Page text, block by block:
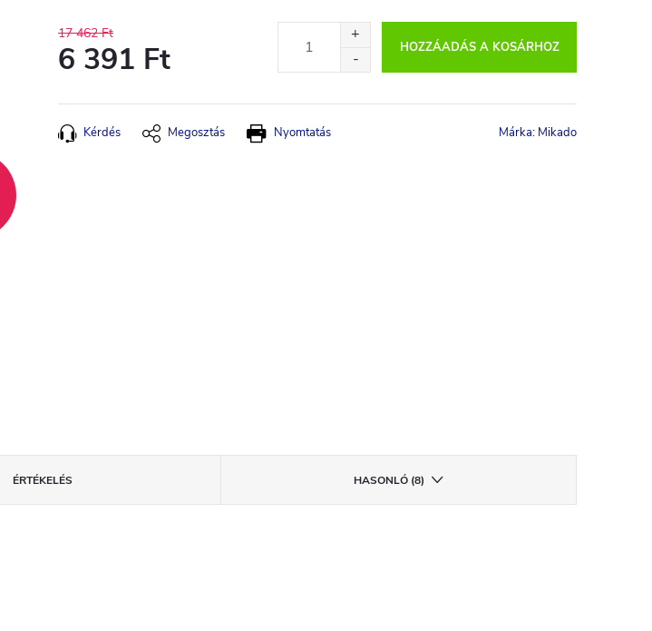
17 462 Ft
6 391 Ft HOZZÁADÁS A KOSÁRHOZ
Nyomtatás
Kérdés Megosztás Márka: Mikado
ÉRTÉKELÉS HASONLÓ (8)